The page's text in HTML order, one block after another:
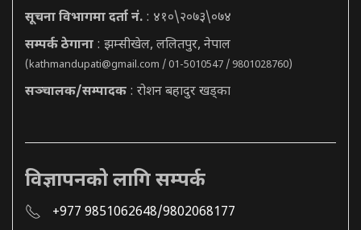
सूचना विभागमा दर्ता नं. : ४१०\२०७३\०७४
सम्पर्क ठेगाना : झम्सीखेल, ललितपुर, नेपाल
(kathmandupati@gmail.com / 01-5010547 / 9801028760)
सञ्चालक/सम्पादक : रोशन बहादुर खड्का
विज्ञापनको लागि सम्पर्क
+977 9851062648/9802068177